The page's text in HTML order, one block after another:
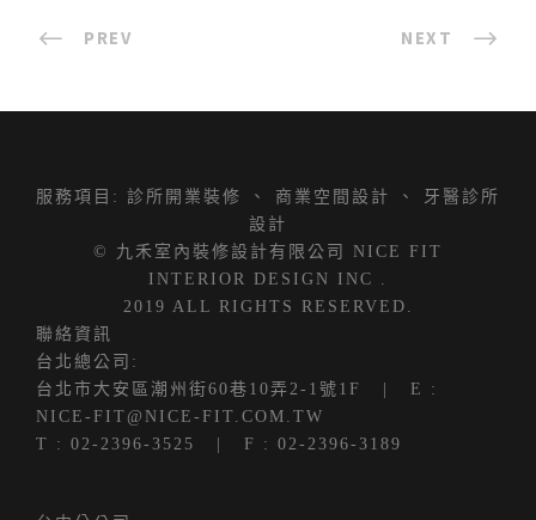
PREV NEXT
服務項目: 診所開業裝修 、 商業空間設計 、
牙醫診所
設計
© 九禾室內裝修設計有限公司 NICE FIT
INTERIOR DESIGN INC .
2019 ALL RIGHTS RESERVED.
聯絡資訊
台北總公司:
台北市大安區潮州街60巷10弄2-1號1F
| E :
NICE-FIT@NICE-FIT.COM.TW
T : 02-2396-3525 | F : 02-2396-3189